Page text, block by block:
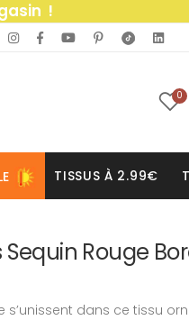
!
0
TISSUS À 2.99€
Sequin Rouge
s’unissent dans ce tissu